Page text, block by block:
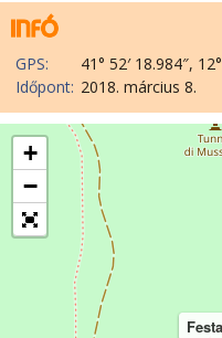
GPS:
41° 52′ 18.984″,
Időpont: 2018. március 8.
+
−